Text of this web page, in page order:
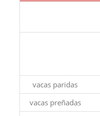
vacas paridas
vacas preñadas